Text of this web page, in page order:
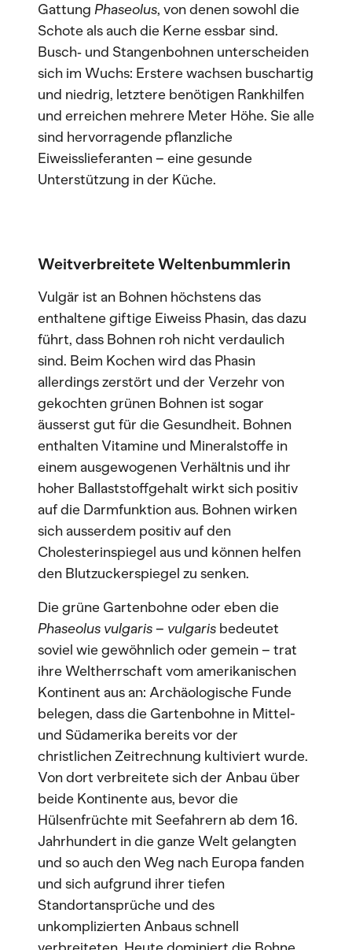
Gattung Phaseolus, von denen sowohl die
Schote als auch die Kerne essbar sind.
Busch‑ und Stangenbohnen unterscheiden
sich im Wuchs: Erstere wachsen buschartig
und niedrig, letztere benötigen Rankhilfen
und erreichen mehrere Meter Höhe. Sie alle
sind hervorragende pflanzliche
Eiweisslieferanten – eine gesunde
Unterstützung in der Küche.
Weitverbreitete Weltenbummlerin
Vulgär ist an Bohnen höchstens das
enthaltene giftige Eiweiss Phasin, das dazu
führt, dass Bohnen roh nicht verdaulich
sind. Beim Kochen wird das Phasin
allerdings zerstört und der Verzehr von
gekochten grünen Bohnen ist sogar
äusserst gut für die Gesundheit. Bohnen
enthalten Vitamine und Mineralstoffe in
einem ausgewogenen Verhältnis und ihr
hoher Ballaststoffgehalt wirkt sich positiv
auf die Darmfunktion aus. Bohnen wirken
sich ausserdem positiv auf den
Cholesterinspiegel aus und können helfen
den Blutzuckerspiegel zu senken.
Die grüne Gartenbohne oder eben die
Phaseolus vulgaris– vulgaris bedeutet
soviel wie gewöhnlich oder gemein – trat
ihre Weltherrschaft vom amerikanischen
Kontinent aus an: Archäologische Funde
belegen, dass die Gartenbohne in Mittel-
und Südamerika bereits vor der
christlichen Zeitrechnung kultiviert wurde.
Von dort verbreitete sich der Anbau über
beide Kontinente aus, bevor die
Hülsenfrüchte mit Seefahrern ab dem 16.
Jahrhundert in die ganze Welt gelangten
und so auch den Weg nach Europa fanden
und sich aufgrund ihrer tiefen
Standortansprüche und des
unkomplizierten Anbaus schnell